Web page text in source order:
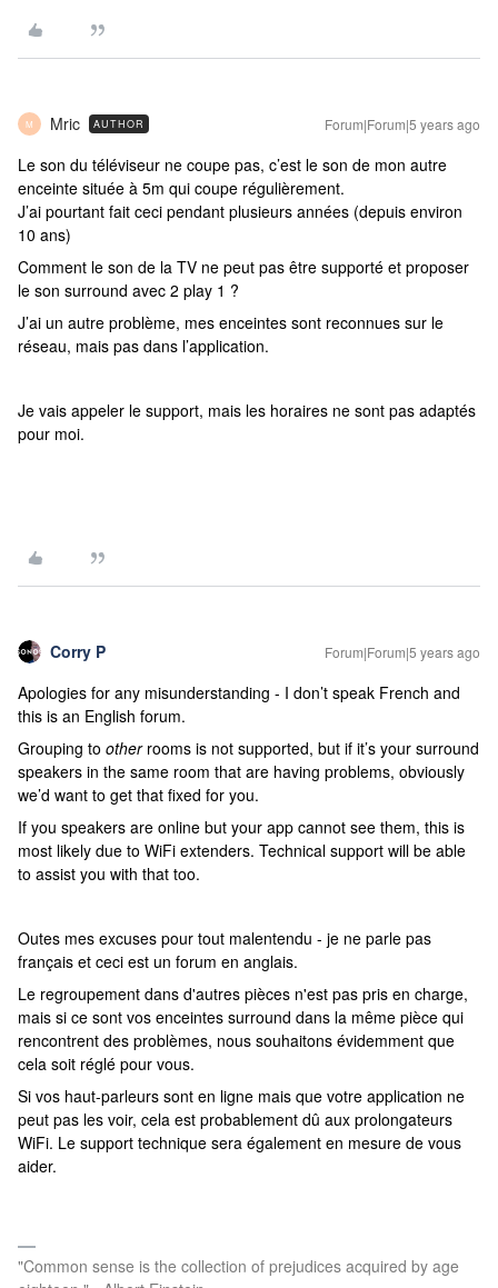
M Mric AUTHOR Forum|Forum|5 years ago
Le son du téléviseur ne coupe pas, c’est le son de mon autre
enceinte située à 5m qui coupe régulièrement.
J’ai pourtant fait ceci pendant plusieurs années (depuis environ
10 ans)
Comment le son de la TV ne peut pas être supporté et proposer
le son surround avec 2 play 1 ?
J’ai un autre problème, mes enceintes sont reconnues sur le
réseau, mais pas dans l’application.
Je vais appeler le support, mais les horaires ne sont pas adaptés
pour moi.
Corry P Forum|Forum|5 years ago
Apologies for any misunderstanding - I don’t speak French and
this is an English forum.
Grouping to otherrooms is not supported, but if it’s your surround
speakers in the same room that are having problems, obviously
we’d want to get that fixed for you.
If you speakers are online but your app cannot see them, this is
most likely due to WiFi extenders. Technical support will be able
to assist you with that too.
Outes mes excuses pour tout malentendu - je ne parle pas
français et ceci est un forum en anglais.
Le regroupement dans d'autres pièces n'est pas pris en charge,
mais si ce sont vos enceintes surround dans la même pièce qui
rencontrent des problèmes, nous souhaitons évidemment que
cela soit réglé pour vous.
Si vos haut-parleurs sont en ligne mais que votre application ne
peut pas les voir, cela est probablement dû aux prolongateurs
WiFi. Le support technique sera également en mesure de vous
aider.
"Common sense is the collection of prejudices acquired by age